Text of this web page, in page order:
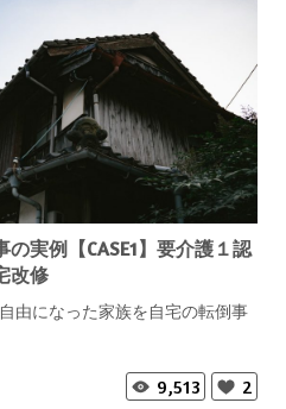
実例【CASE1】要介護１認
改修
由になった家族を自宅の転倒事
9,513 2